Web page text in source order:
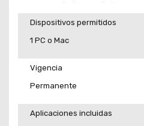
Dispositivos permitidos
1 PC o Mac
Vigencia
Permanente
Aplicaciones incluidas